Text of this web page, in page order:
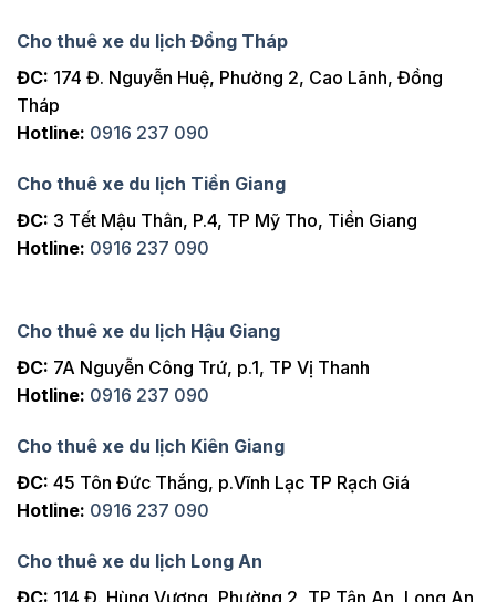
Cho thuê xe du lịch Đồng Tháp
ĐC: 174 Đ. Nguyễn Huệ, Phường 2, Cao Lãnh, Đồng
Tháp
Hotline: 0916 237 090
Cho thuê xe du lịch Tiền Giang
ĐC: 3 Tết Mậu Thân, P.4, TP Mỹ Tho, Tiền Giang
Hotline: 0916 237 090
Cho thuê xe du lịch Hậu Giang
ĐC: 7A Nguyễn Công Trứ, p.1, TP Vị Thanh
Hotline: 0916 237 090
Cho thuê xe du lịch Kiên Giang
ĐC: 45 Tôn Đức Thắng, p.Vĩnh Lạc TP Rạch Giá
Hotline: 0916 237 090
Cho thuê xe du lịch Long An
ĐC: 114 Đ. Hùng Vương, Phường 2, TP Tân An, Long An